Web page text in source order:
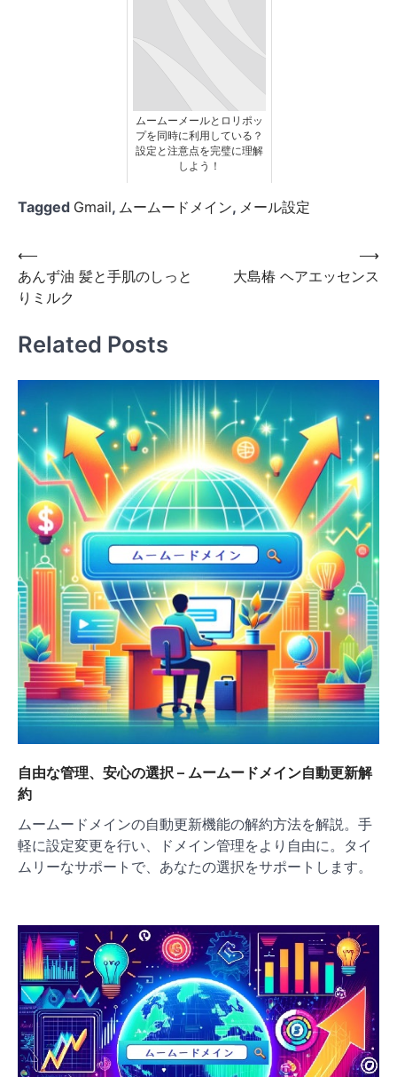
ムームーメールとロリポッ
プを同時に利用している？
設定と注意点を完璧に理解
しよう！
Tagged Gmail, ムームードメイン, メール設定
投
稿
ナ
ビ
ー
シ
ョ
ン
⟵
あんず油 髪と手肌のしっと
りミルク
大島椿 ヘアエッセンス
⟶
Related Posts
自由な管理、安心の選択 – ムームードメイン自動更新解
約
ムームードメインの自動更新機能の解約方法を解説。手
軽に設定変更を行い、ドメイン管理をより自由に。タイ
ムリーなサポートで、あなたの選択をサポートします。